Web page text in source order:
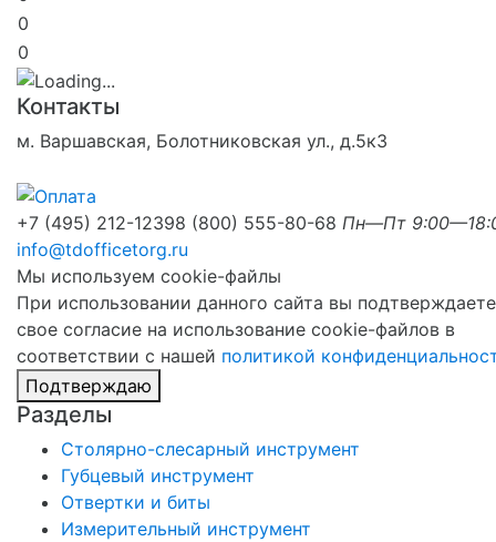
0
0
Контакты
м. Варшавская, Болотниковская ул., д.5к3
+7 (495) 212-12398 (800) 555-80-68 Пн—Пт
info@tdofficetorg.ru
Мы используем cookie-файлы
При использовании данного сайта вы подтверждаете
свое согласие на использование cookie-файлов в
соответствии с нашей политикой
Подтверждаю
Разделы
Столярно-слесарный инструмент
Губцевый инструмент
Отвертки и биты
Измерительный инструмент